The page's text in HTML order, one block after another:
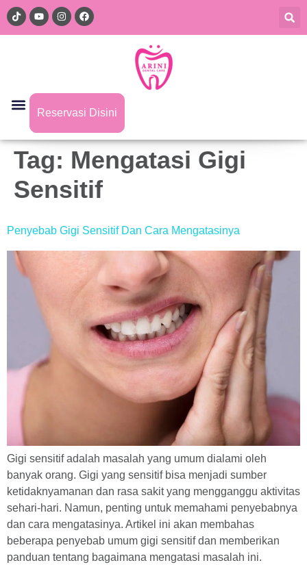
Reservasi Disini
Tag: Mengatasi Gigi
Sensitif
Penyebab Gigi Sensitif Dan Cara Mengatasinya
Gigi sensitif adalah masalah yang umum dialami oleh
banyak orang. Gigi yang sensitif bisa menjadi sumber
ketidaknyamanan dan rasa sakit yang mengganggu aktivitas
sehari-hari. Namun, penting untuk memahami penyebabnya
dan cara mengatasinya. Artikel ini akan membahas
beberapa penyebab umum gigi sensitif dan memberikan
panduan tentang bagaimana mengatasi masalah ini.